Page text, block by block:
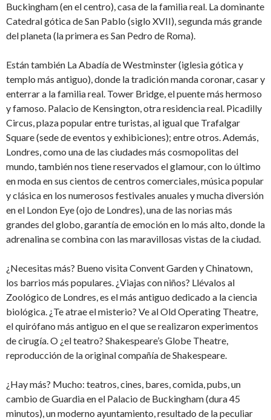
Buckingham (en el centro), casa de la familia real. La dominante
Catedral gótica de San Pablo (siglo XVII), segunda más grande
del planeta (la primera es San Pedro de Roma).
Están también La Abadía de Westminster (iglesia gótica y
templo más antiguo), donde la tradición manda coronar, casar y
enterrar a la familia real. Tower Bridge, el puente más hermoso
y famoso. Palacio de Kensington, otra residencia real. Picadilly
Circus, plaza popular entre turistas, al igual que Trafalgar
Square (sede de eventos y exhibiciones); entre otros. Además,
Londres, como una de las ciudades más cosmopolitas del
mundo, también nos tiene reservados el glamour, con lo último
en moda en sus cientos de centros comerciales, música popular
y clásica en los numerosos festivales anuales y mucha diversión
en el London Eye (ojo de Londres), una de las norias más
grandes del globo, garantía de emoción en lo más alto, donde la
adrenalina se combina con las maravillosas vistas de la ciudad.
¿Necesitas más? Bueno visita Convent Garden y Chinatown,
los barrios más populares. ¿Viajas con niños? Llévalos al
Zoológico de Londres, es el más antiguo dedicado a la ciencia
biológica. ¿Te atrae el misterio? Ve al Old Operating Theatre,
el quirófano más antiguo en el que se realizaron experimentos
de cirugía. O ¿el teatro? Shakespeare’s Globe Theatre,
reproducción de la original compañía de Shakespeare.
¿Hay más? Mucho: teatros, cines, bares, comida, pubs, un
cambio de Guardia en el Palacio de Buckingham (dura 45
minutos), un moderno ayuntamiento, resultado de la peculiar